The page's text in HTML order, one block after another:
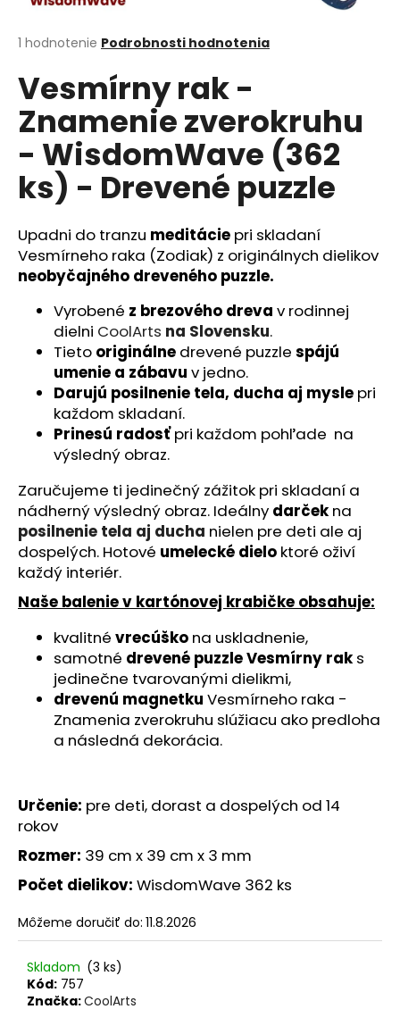
Priemerné
produktu
je
5,0
z
hviezdičiek.
1 hodnotenie Podrobnosti hodnotenia
Vesmírny rak -
Znamenie zverokruhu
- WisdomWave (362
ks) - Drevené puzzle
Upadni do tranzu meditácie pri skladaní
Vesmírneho raka (Zodiak) z originálnych dielikov
neobyčajného dreveného puzzle.
Vyrobené z brezového dreva v rodinnej
dielni CoolArts na Slovensku.
Tieto originálne drevené puzzle spájú
umenie a zábavu v jedno.
Darujú posilnenie tela, ducha aj mysle pri
každom skladaní.
Prinesú radosťpri každom pohľade na
výsledný obraz.
Zaručujeme ti jedinečný zážitok pri skladaní a
nádherný výsledný obraz. Ideálny darček na
posilnenie tela aj ducha nielen pre deti ale aj
dospelých. Hotové umelecké dielo ktoré oživí
každý interiér.
Naše balenie v kartónovej krabičke obsahuje:
kvalitné vrecúško na uskladnenie,
samotné drevené puzzle Vesmírny rak s
jedinečne tvarovanými dielikmi,
drevenú magnetku Vesmírneho raka -
Znamenia zverokruhu slúžiacu ako predloha
a následná dekorácia.
Určenie: pre deti, dorast a dospelých od 14
rokov
Rozmer: 39 cm x 39 cm x 3 mm
Počet dielikov: WisdomWave 362 ks
Môžeme doručiť do: 11.8.2026
Skladom (3 ks)
Kód: 757
Značka:CoolArts
j
ť
?
O
ČERVENÝ
BÁGER
-
SMILERISE
(20
-
PUZZLE
€12,95